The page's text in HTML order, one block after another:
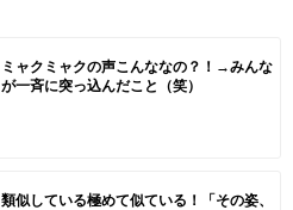
ミャクミャクの声こんななの？！→みんな
が一斉に突っ込んだこと（笑）
類似している極めて似ている！「その姿、